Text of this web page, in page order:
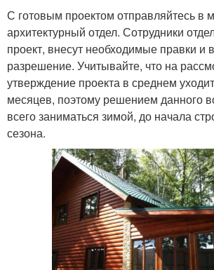
С готовым проектом отправляйтесь в
архитектурный отдел. Сотрудники
проект, внесут необходимые правки и
разрешение. Учитывайте, что на
утверждение проекта в среднем
месяцев, поэтому решением данного
всего заниматься зимой, до начала
сезона.